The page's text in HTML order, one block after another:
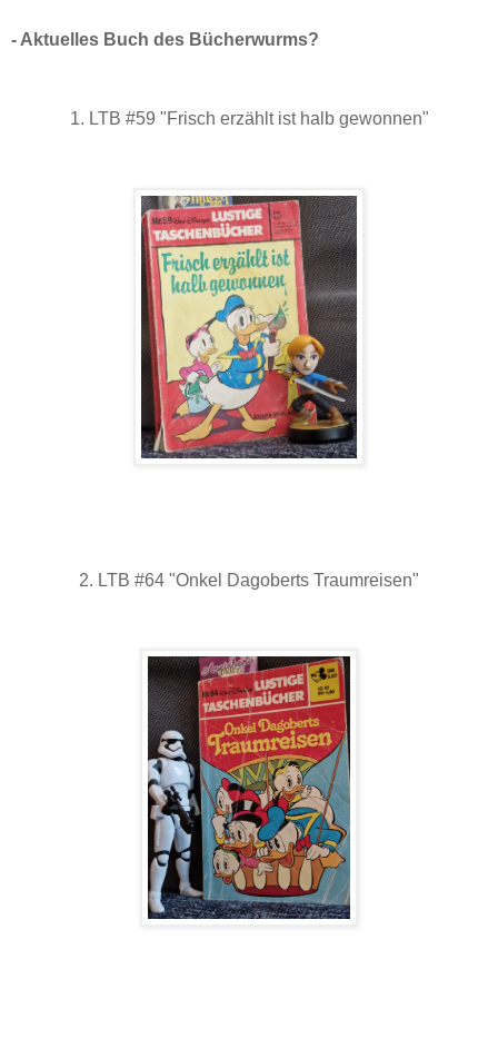
- Aktuelles Buch des Bücherwurms?
1. LTB #59 "Frisch erzählt ist halb gewonnen"
2. LTB #64 "Onkel Dagoberts Traumreisen"